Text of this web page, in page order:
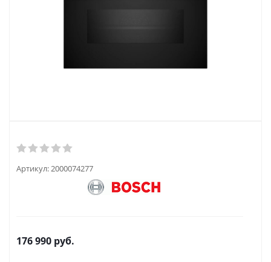
Артикул:2000074277
176 990 руб.